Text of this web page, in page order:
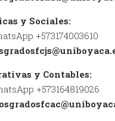
y Sociales:
+573174003610
y Contables:
+573164819026